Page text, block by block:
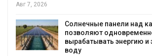
Авг 7, 2026
Солнечные панели над
позволяют
вырабатывать энергию и
воду